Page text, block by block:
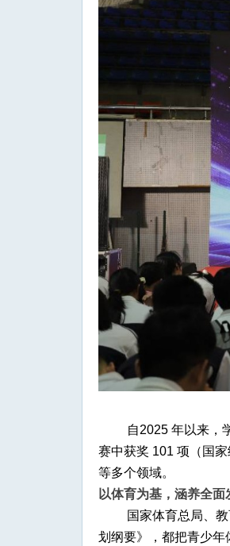
自2025 年以来，
赛中获奖 101 项（国
等多个领域。
以体育为基，涵养全面
国家体育总局、
划纲要》，都把青少